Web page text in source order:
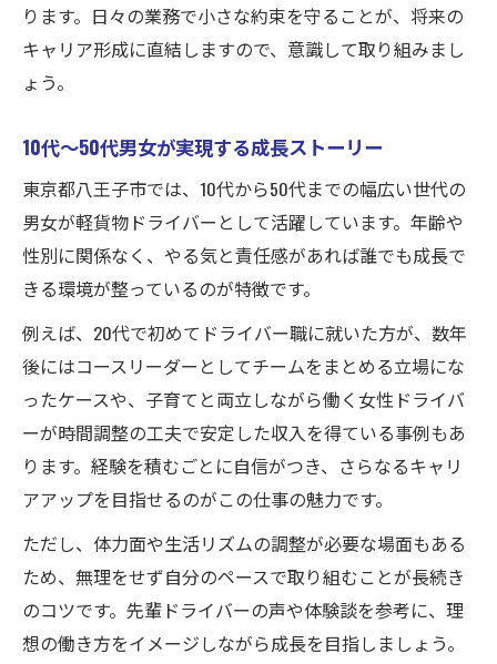
ります。日々の業務で小さな約束を守ることが、将来の
キャリア形成に直結しますので、意識して取り組みまし
ょう。
10代〜50代男女が実現する成長ストーリー
東京都八王子市では、10代から50代までの幅広い世代の
男女が軽貨物ドライバーとして活躍しています。年齢や
性別に関係なく、やる気と責任感があれば誰でも成長で
きる環境が整っているのが特徴です。
例えば、20代で初めてドライバー職に就いた方が、数年
後にはコースリーダーとしてチームをまとめる立場にな
ったケースや、子育てと両立しながら働く女性ドライバ
ーが時間調整の工夫で安定した収入を得ている事例もあ
ります。経験を積むごとに自信がつき、さらなるキャリ
アアップを目指せるのがこの仕事の魅力です。
ただし、体力面や生活リズムの調整が必要な場面もある
ため、無理をせず自分のペースで取り組むことが長続き
のコツです。先輩ドライバーの声や体験談を参考に、理
想の働き方をイメージしながら成長を目指しましょう。